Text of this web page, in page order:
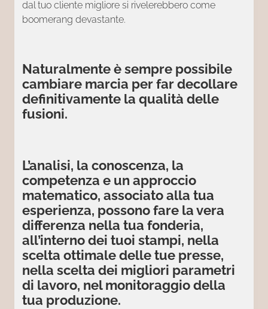
dal tuo cliente migliore si rivelerebbero come
boomerang devastante.
Naturalmente è sempre possibile
cambiare marcia per far decollare
definitivamente la qualità delle
fusioni.
L’analisi, la conoscenza, la
competenza e un approccio
matematico, associato alla tua
esperienza, possono fare la vera
differenza nella tua fonderia,
all’interno dei tuoi stampi, nella
scelta ottimale delle tue presse,
nella scelta dei migliori parametri
di lavoro, nel monitoraggio della
tua produzione.